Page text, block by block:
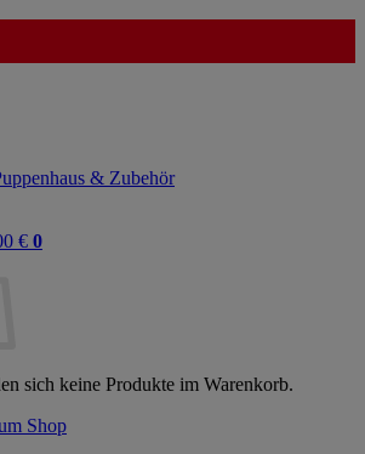
€ 0
sich keine Produkte im Warenkorb.
Shop
& Zubehör